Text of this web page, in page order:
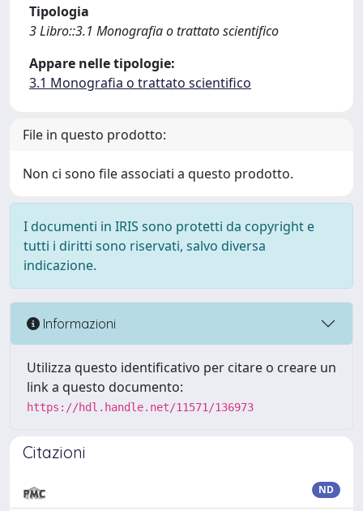
Tipologia
3 Libro::3.1 Monografia o trattato scientifico
Appare nelle tipologie:
3.1 Monografia o trattato scientifico
File in questo prodotto:
Non ci sono file associati a questo prodotto.
I documenti in IRIS sono protetti da copyright e
tutti i diritti sono riservati, salvo diversa
indicazione.
Informazioni
Utilizza questo identificativo per citare o creare un
link a questo documento:
https://hdl.handle.net/11571/136973
Citazioni
ND